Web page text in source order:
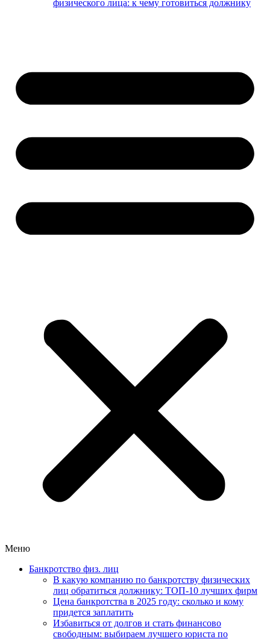
физического лица: к чему готовиться должнику
Меню
Банкротство физ. лиц
В какую компанию по банкротству физических
лиц обратиться должнику: ТОП-10 лучших фирм
Цена банкротства в 2025 году: сколько и кому
придется заплатить
Избавиться от долгов и стать финансово
свободным: выбираем лучшего юриста по